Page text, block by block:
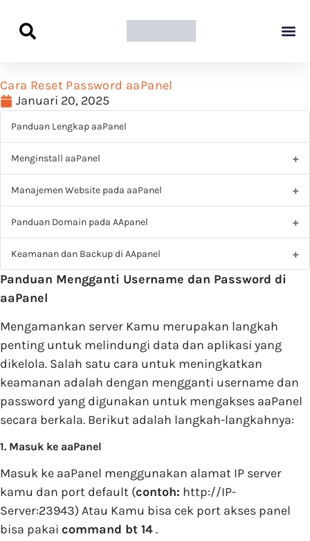
Cara Reset Password aaPanel
Januari 20, 2025
Panduan Lengkap aaPanel
Menginstall aaPanel
Manajemen Website pada aaPanel
Panduan Domain pada AApanel
Keamanan dan Backup di AApanel
Panduan Mengganti Username dan Password di
aaPanel
Mengamankan server Kamu merupakan langkah
penting untuk melindungi data dan aplikasi yang
dikelola. Salah satu cara untuk meningkatkan
keamanan adalah dengan mengganti username dan
password yang digunakan untuk mengakses aaPanel
secara berkala. Berikut adalah langkah-langkahnya:
1. Masuk ke aaPanel
Masuk ke aaPanel menggunakan alamat IP server
kamu dan port default (contoh: http://IP-
Server:23943) Atau Kamu bisa cek port akses panel
bisa pakai command bt 14.